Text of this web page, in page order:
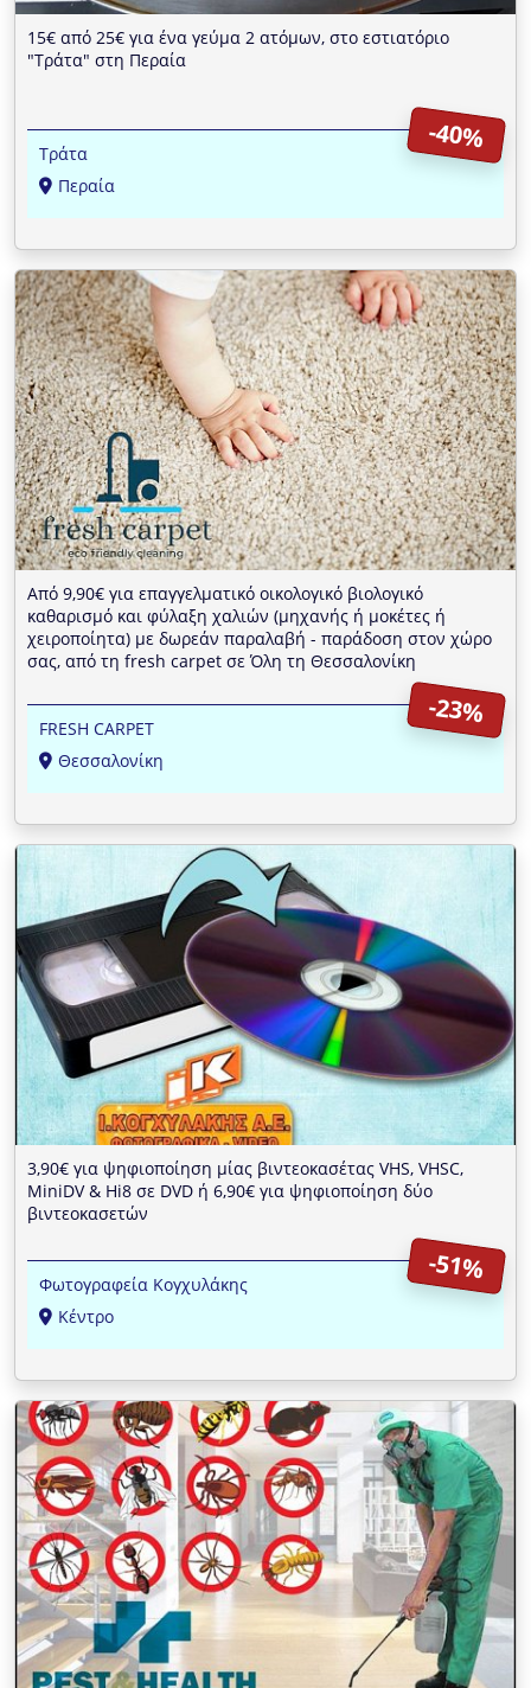
15€ από 25€ για ένα γεύμα 2 ατόμων, στο εστιατόριο
"Τράτα" στη Περαία
-40%
Τράτα
Περαία
Από 9,90€ για επαγγελματικό οικολογικό βιολογικό
καθαρισμό και φύλαξη χαλιών (μηχανής ή μοκέτες ή
χειροποίητα) με δωρεάν παραλαβή - παράδοση στον χώρο
σας, από τη fresh carpet σε Όλη τη Θεσσαλονίκη
-23%
FRESH CARPET
Θεσσαλονίκη
3,90€ για ψηφιοποίηση μίας βιντεοκασέτας VHS, VHSC,
MiniDV & Hi8 σε DVD ή 6,90€ για ψηφιοποίηση δύο
βιντεοκασετών
-51%
Φωτογραφεία Κογχυλάκης
Κέντρο